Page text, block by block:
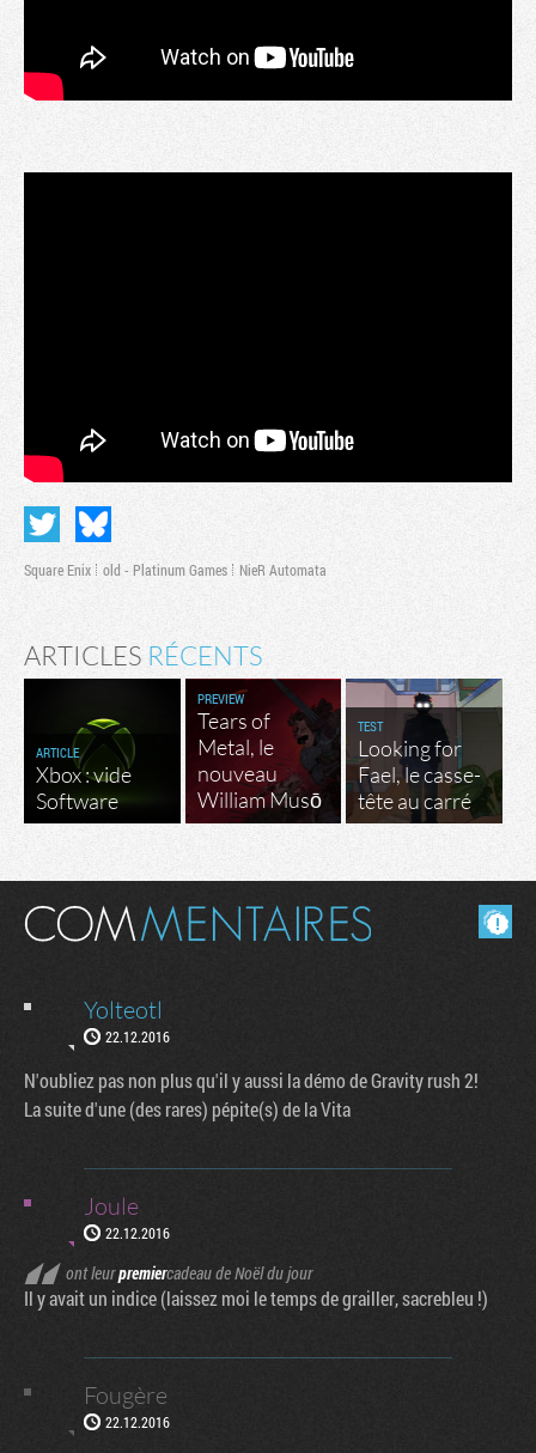
Square Enix old - Platinum Games NieR Automata
ARTICLES RÉCENTS
ARTICLE
Xbox : vide
Software
PREVIEW
Tears of
Metal, le
nouveau
William Musō
TEST
Looking for
Fael, le casse-
tête au carré
Masquer les commentaires lus.
Yolteotl
22.12.2016
N'oubliez pas non plus qu'il y aussi la démo de Gravity rush 2!
La suite d'une (des rares) pépite(s) de la Vita
Joule
22.12.2016
ont leurpremiercadeau de Noël du jour
Il y avait un indice (laissez moi le temps de grailler, sacrebleu !)
Fougère
22.12.2016